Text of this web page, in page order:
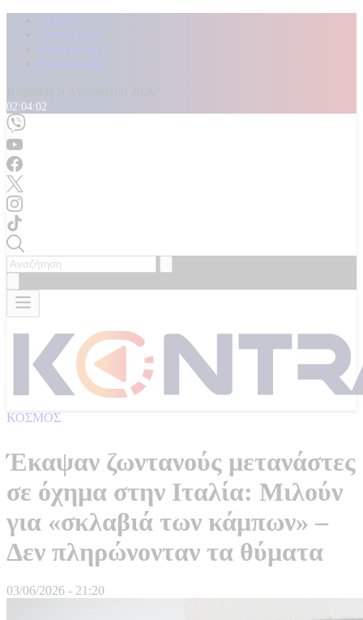
Αρχική
Kontra Live
Καταγγελίες
Επικοινωνία
02:04:04
ΚΟΣΜΟΣ
Έκαψαν ζωντανούς μετανάστες
σε όχημα στην Ιταλία: Μιλούν
για «σκλαβιά των κάμπων» –
Δεν πληρώνονταν τα θύματα
03/06/2026 - 21:20